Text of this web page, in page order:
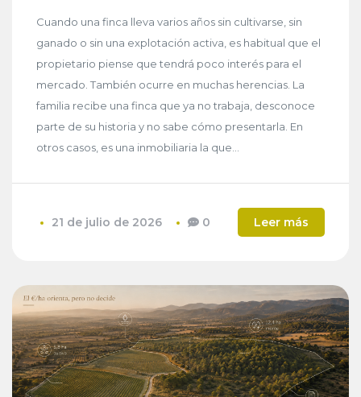
Cuando una finca lleva varios años sin cultivarse, sin
ganado o sin una explotación activa, es habitual que el
propietario piense que tendrá poco interés para el
mercado. También ocurre en muchas herencias. La
familia recibe una finca que ya no trabaja, desconoce
parte de su historia y no sabe cómo presentarla. En
otros casos, es una inmobiliaria la que...
21 de julio de 2026 0 Leer más